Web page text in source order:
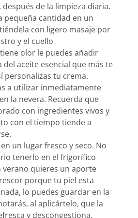
después de la limpieza diaria.
pequeña cantidad en un
con ligero masaje por
y el cuello
olor le puedes añadir
del aceite esencial que más te
personalizas tu crema.
a utilizar inmediatamente
la nevera. Recuerda que
con ingredientes vivos y
con el tiempo tiende a
un lugar fresco y seco. No
tenerlo en el frigorífico
verano quieres un aporte
porque tu piel esta
lo puedes guardar en la
al aplicártelo, que la
y descongestiona.